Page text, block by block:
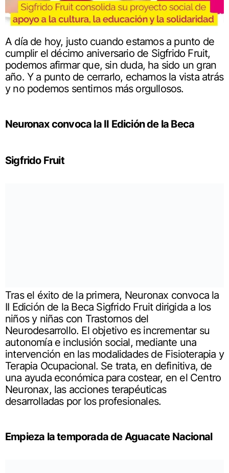
A día de hoy, justo cuando estamos a punto de
cumplir el décimo aniversario de Sigfrido Fruit,
podemos afirmar que, sin duda, ha sido un gran
año. Y a punto de cerrarlo, echamos la vista atrás
y no podemos sentirnos más orgullosos.
Neuronax convoca la II Edición de la Beca
Sigfrido Fruit
Tras el éxito de la primera, Neuronax convoca la
II Edición de la Beca Sigfrido Fruit dirigida a los
niños y niñas con Trastornos del
Neurodesarrollo. El objetivo es incrementar su
autonomía e inclusión social, mediante una
intervención en las modalidades de Fisioterapia y
Terapia Ocupacional. Se trata, en definitiva, de
una ayuda económica para costear, en el Centro
Neuronax, las acciones terapéuticas
desarrolladas por los profesionales.
Empieza la temporada de Aguacate Nacional